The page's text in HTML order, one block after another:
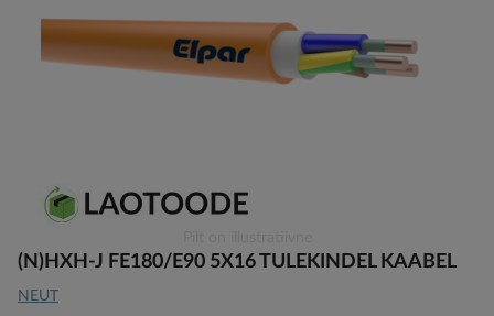
gallery
to
beginning
(N)HXH-J FE180/E90 5X16 TULEKINDEL KAABEL
NEUT